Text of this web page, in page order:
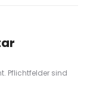
Pflichtfelder sind